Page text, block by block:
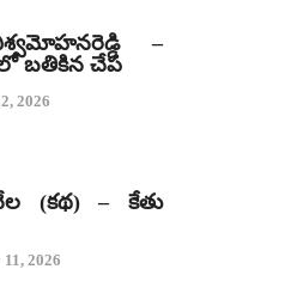
–
బతికిన చేప
2026
(కథ) – కేతు
2026